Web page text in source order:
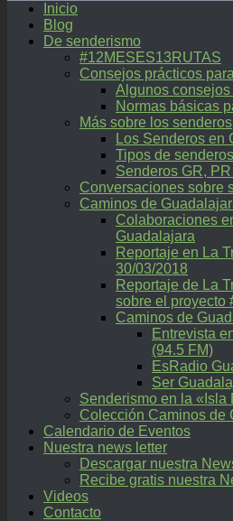
Inicio
Blog
De senderismo
#12MESES13RUTAS
Consejos prácticos
Algunos
Normas básicas
Más sobre los senderos
Los Senderos en
Tipos de senderos
Senderos GR,
Conversaciones sobre
Caminos de
Colaboraciones
Guadalajara
Reportaje en La
30/03/2018
Reportaje de La
sobre el proyecto
Caminos de
Entrevista
(94.5 FM)
EsRadio
Ser
Senderismo en la «Isla
Colección Caminos de
Calendario de Eventos
Nuestra news letter
Descargar nuestra
Recibe gratis nuestra
Videos
Contacto